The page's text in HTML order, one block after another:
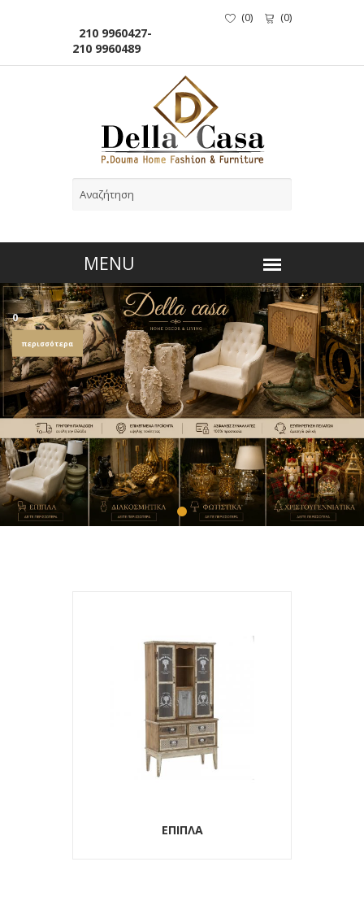
210 9960427-
210 9960489
(0) (0)
0
περισσότερα
ΕΠΙΠΛΑ